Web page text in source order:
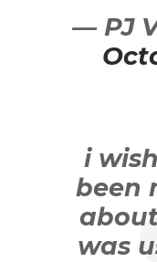
— PJ
i
been
was